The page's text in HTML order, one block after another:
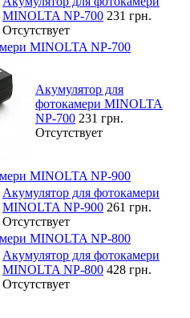
MINOLTA NP-700 231 грн.
Отсутствует
MINOLTA NP-700
Акумулятор для
фотокамери MINOLTA
NP-700 231 грн.
Отсутствует
MINOLTA NP-900
Акумулятор для фотокамери
MINOLTA NP-900 261 грн.
Отсутствует
MINOLTA NP-800
Акумулятор для фотокамери
MINOLTA NP-800 428 грн.
Отсутствует